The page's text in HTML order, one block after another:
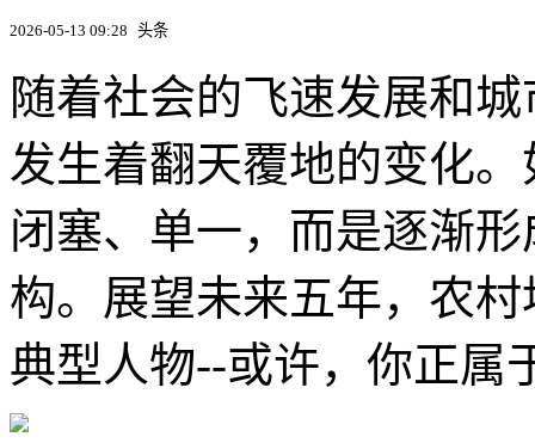
2026-05-13 09:28 头条
随着社会的飞速发展和
发生着翻天覆地的变化
闭塞、单一，而是逐渐
构。展望未来五年，农
典型人物--或许，你正属